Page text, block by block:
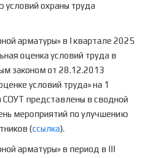
охраны труда
арматуры» в I квартале 2025
оценка условий труда в
законом от 28.12.2013
условий труда» на 1
СОУТ представлены в сводной
мероприятий по улучшению
(ссылка).
арматуры» в период в III